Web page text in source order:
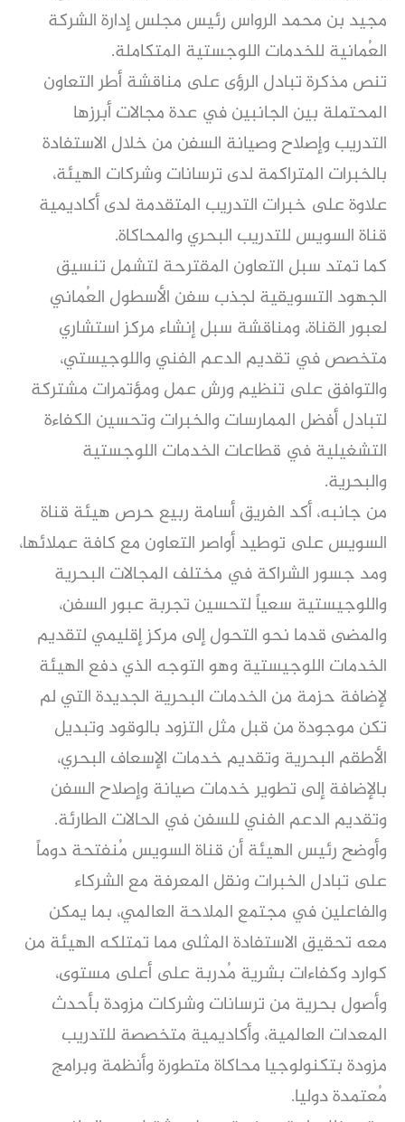
مجيد بن محمد الرواس رئيس مجلس إدارة الشركة
العُمانية للخدمات اللوجستية المتكاملة.
تنص مذكرة تبادل الرؤى على مناقشة أطر التعاون
المحتملة بين الجانبين في عدة مجالات أبرزها
التدريب وإصلاح وصيانة السفن من خلال الاستفادة
بالخبرات المتراكمة لدى ترسانات وشركات الهيئة،
علاوة على خبرات التدريب المتقدمة لدى أكاديمية
قناة السويس للتدريب البحري والمحاكاة.
كما تمتد سبل التعاون المقترحة لتشمل تنسيق
الجهود التسويقية لجذب سفن الأسطول العُماني
لعبور القناة، ومناقشة سبل إنشاء مركز استشاري
متخصص في تقديم الدعم الفني واللوجيستي،
والتوافق على تنظيم ورش عمل ومؤتمرات مشتركة
لتبادل أفضل الممارسات والخبرات وتحسين الكفاءة
التشغيلية في قطاعات الخدمات اللوجستية
والبحرية.
من جانبه، أكد الفريق أسامة ربيع حرص هيئة قناة
السويس على توطيد أواصر التعاون مع كافة عملائها،
ومد جسور الشراكة في مختلف المجالات البحرية
واللوجيستية سعياً لتحسين تجربة عبور السفن،
والمضى قدما نحو التحول إلى مركز إقليمي لتقديم
الخدمات اللوجيستية وهو التوجه الذي دفع الهيئة
لإضافة حزمة من الخدمات البحرية الجديدة التي لم
تكن موجودة من قبل مثل التزود بالوقود وتبديل
الأطقم البحرية وتقديم خدمات الإسعاف البحري،
بالإضافة إلى تطوير خدمات صيانة وإصلاح السفن
وتقديم الدعم الفني للسفن في الحالات الطارئة.
وأوضح رئيس الهيئة أن قناة السويس مُنفتحة دوماً
على تبادل الخبرات ونقل المعرفة مع الشركاء
والفاعلين في مجتمع الملاحة العالمي، بما يمكن
معه تحقيق الاستفادة المثلى مما تمتلكه الهيئة من
كوارد وكفاءات بشرية مُدربة على أعلى مستوى،
وأصول بحرية من ترسانات وشركات مزودة بأحدث
المعدات العالمية، وأكاديمية متخصصة للتدريب
مزودة بتكنولوجيا محاكاة متطورة وأنظمة وبرامج
مُعتمدة دوليا.